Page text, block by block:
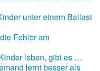
unter einem Ballast
Fehler am
leben, gibt es …
lernt besser als